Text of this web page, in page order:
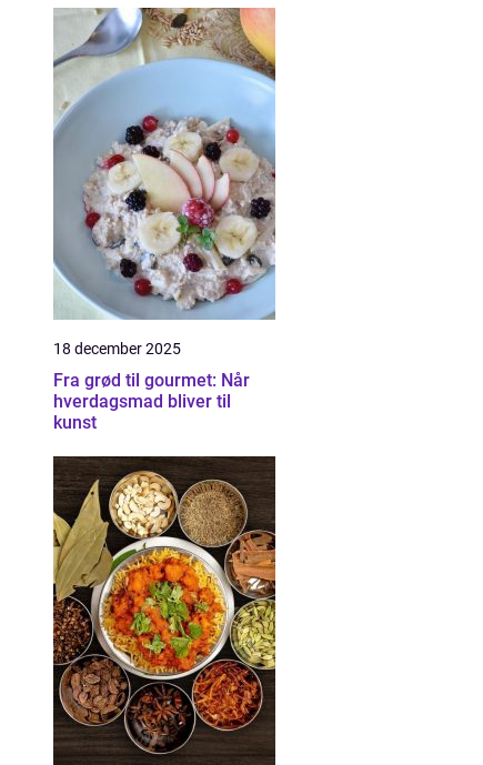
18 december 2025
Fra grød til gourmet: Når
hverdagsmad bliver til
kunst